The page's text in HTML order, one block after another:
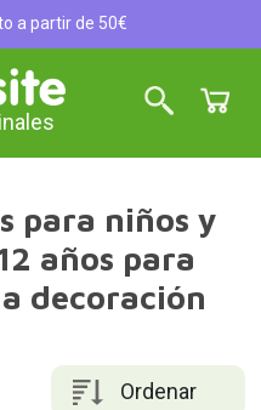
a partir de 50€
para niños y
años para
decoración
Ordenar